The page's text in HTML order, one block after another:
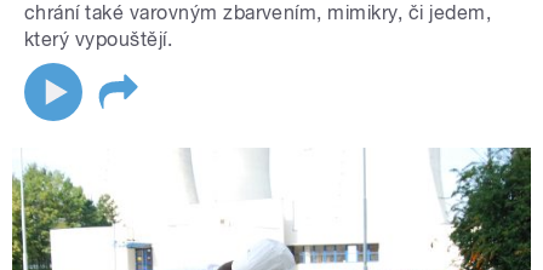
chrání také varovným zbarvením, mimikry, či jedem,
který vypouštějí.